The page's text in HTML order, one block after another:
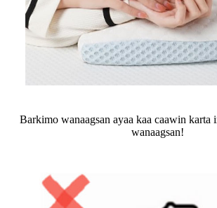
Barkimo wanaagsan ayaa kaa caawin karta
wanaagsan!